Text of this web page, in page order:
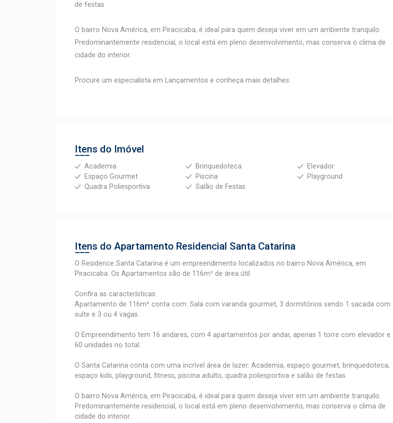
de festas.
O bairro Nova América, em Piracicaba, é ideal para quem deseja viver em um ambiente tranquilo.
Predominantemente residencial, o local está em pleno desenvolvimento, mas conserva o clima de
cidade do interior.
Procure um especialista em Lançamentos e conheça mais detalhes.
Itens do Imóvel
Academia Brinquedoteca
Elevador
Espaço Gourmet
Piscina
Playground
Quadra Poliesportiva
Salão de Festas
Itens do Apartamento Residencial Santa Catarina
O Residence Santa Catarina é um empreendimento localizados no bairro Nova América, em
Piracicaba. Os Apartamentos são de 116m² de área útil.
Confira as características:
Apartamento de 116m² conta com: Sala com varanda gourmet, 3 dormitórios sendo 1 sacada com
suíte e 3 ou 4 vagas.
O Empreendimento tem 16 andares, com 4 apartamentos por andar, apenas 1 torre com elevador e
60 unidades no total.
O Santa Catarina conta com uma incrível área de lazer: Academia, espaço gourmet, brinquedoteca,
espaço kids, playground, fitness, piscina adulto, quadra poliesportiva e salão de festas.
O bairro Nova América, em Piracicaba, é ideal para quem deseja viver em um ambiente tranquilo.
Predominantemente residencial, o local está em pleno desenvolvimento, mas conserva o clima de
cidade do interior.